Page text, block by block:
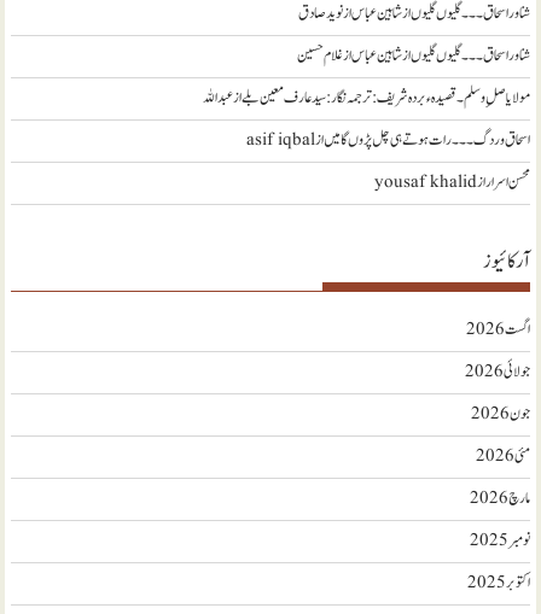
شناور اسحاق ۔۔۔ گلیوں گلیوں از شاہین عباسازنويد صادق
شناور اسحاق ۔۔۔ گلیوں گلیوں از شاہین عباسازغلام حسین
مولا یا صلِ وسلم ۔قصیدہ ء بردہ شریف: ترجمہ نگار : سید عارف معین بلےازعبداللہ
اسحاق وردگ ۔۔۔ رات ہوتے ہی چل پڑوں گا میںازasif iqbal
محسن اسرارازyousaf khalid
آرکائیوز
اگست 2026
جولائی 2026
جون 2026
مئی 2026
مارچ 2026
نومبر 2025
اکتوبر 2025